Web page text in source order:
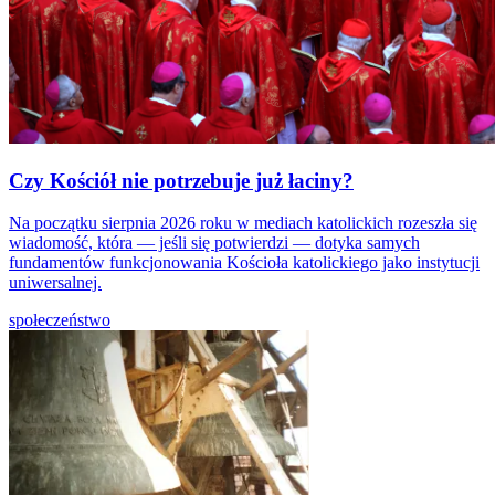
Czy Kościół nie potrzebuje już łaciny?
Na początku sierpnia 2026 roku w mediach katolickich rozeszła się
wiadomość, która — jeśli się potwierdzi — dotyka samych
fundamentów funkcjonowania Kościoła katolickiego jako instytucji
uniwersalnej.
społeczeństwo